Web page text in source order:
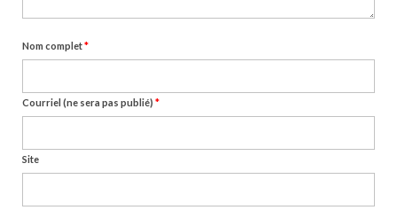
Nom complet*
Courriel (ne sera pas publié) *
Site